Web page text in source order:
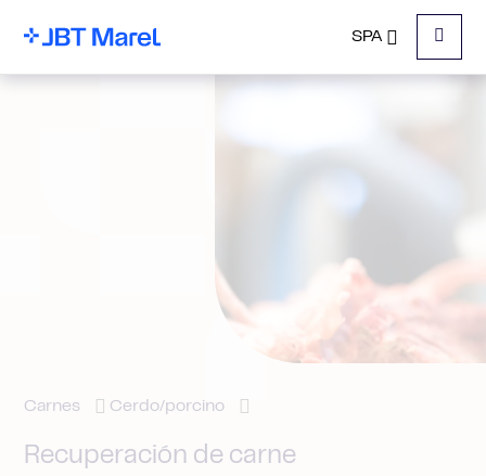
SPA
Menu
Carnes Cerdo/porcino
Recuperación de carne